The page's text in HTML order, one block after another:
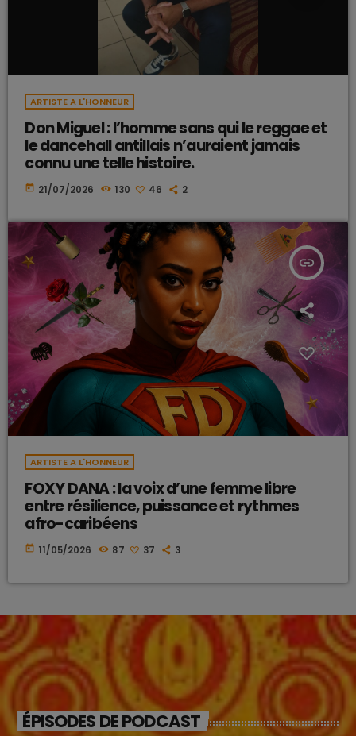
ARTISTE A L'HONNEUR
Don Miguel : l’homme sans qui le reggae et
le dancehall antillais n’auraient jamais
connu une telle histoire.
today 21/07/2026 130 46 2
insert_link
ARTISTE A L'HONNEUR
FOXY DANA : la voix d’une femme libre
entre résilience, puissance et rythmes
afro-caribéens
today 11/05/2026 87 37 3
ÉPISODES DE PODCAST